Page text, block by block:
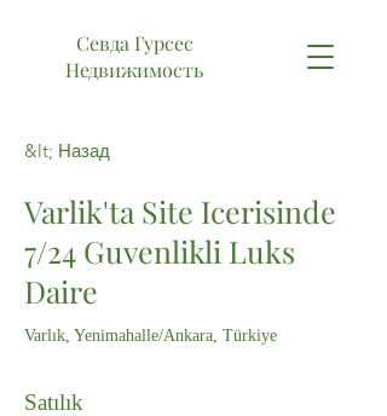
Севда Гурсес
Недвижимость
&lt; Назад
Varlik'ta Site Icerisinde
7/24 Guvenlikli Luks
Daire
Varlık, Yenimahalle/Ankara, Türkiye
Satılık